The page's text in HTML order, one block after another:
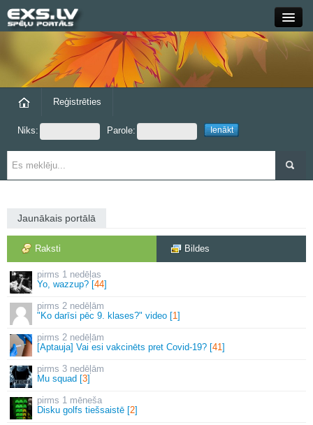
Close
Forums
Grupas
Reģistrēties
Niks: Parole:
Jaunākais portālā
Raksti Bildes
1 nedēļas
Yo, wazzup? [44]
2 nedēļām
"Ko darīsi pēc 9. klases?" video [1]
2 nedēļām
[Aptauja] Vai esi vakcinēts pret Covid-19? [41]
3 nedēļām
Mu squad [3]
1 mēneša
Disku golfs tiešsaistē [2]